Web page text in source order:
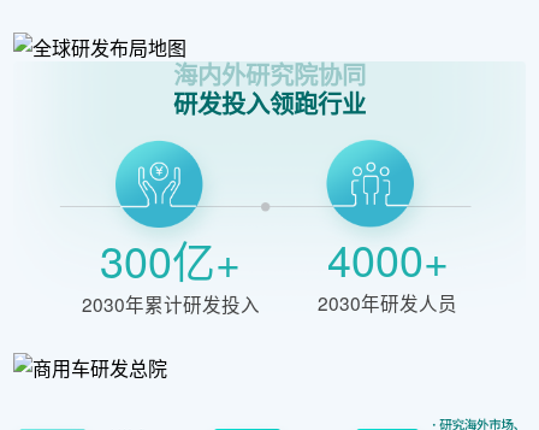
海内外研究院协同
研发投入领跑行业
300亿+
2030年累计研发投入
4000+
2030年研发人员